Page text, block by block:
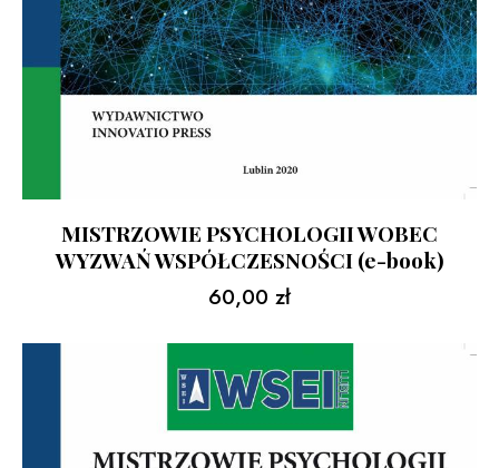
MISTRZOWIE PSYCHOLOGII WOBEC
WYZWAŃ WSPÓŁCZESNOŚCI (e-book)
60,00 zł